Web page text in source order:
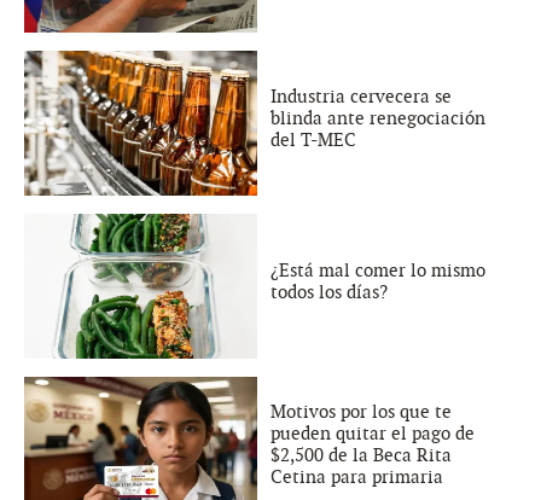
Industria cervecera se
blinda ante renegociación
del T-MEC
¿Está mal comer lo mismo
todos los días?
Motivos por los que te
pueden quitar el pago de
$2,500 de la Beca Rita
Cetina para primaria